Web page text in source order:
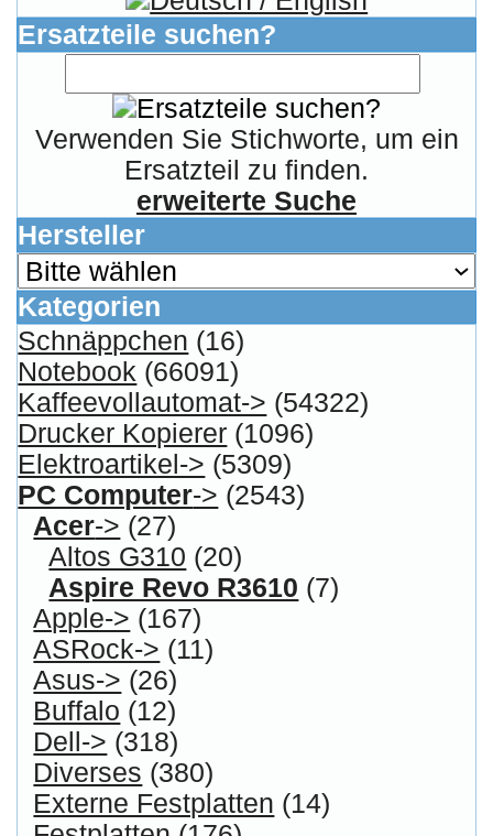
Wir akzeptieren
Informationen
Liefer- & Versandkosten
Datenschutzerklärung
Unsere AGBs
Kontakt
Impressum
Widerrufsrecht
RMA & Service
Anteile
Winpoints
Kunden Werben
Mediadaten
FAQ Hilfe
Bewerbungen
Affiliates
Login
Information
FAQ
Copyright © 2026Myeparts Handel Shop
Ersatzteile Gebrauchte Geldverdienen
Powered byosCommerce